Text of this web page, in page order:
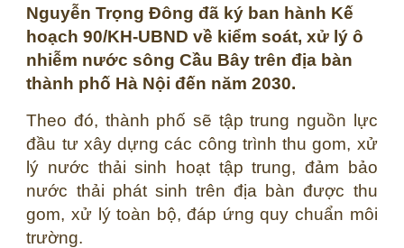
Nguyễn Trọng Đông đã ký ban hành Kế
hoạch 90/KH-UBND về kiểm soát, xử lý ô
nhiễm nước sông Cầu Bây trên địa bàn
thành phố Hà Nội đến năm 2030.
Theo đó, thành phố sẽ tập trung nguồn lực
đầu tư xây dựng các công trình thu gom, xử
lý nước thải sinh hoạt tập trung, đảm bảo
nước thải phát sinh trên địa bàn được thu
gom, xử lý toàn bộ, đáp ứng quy chuẩn môi
trường.